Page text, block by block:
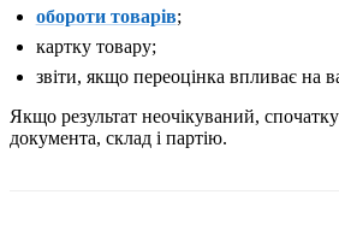
обороти товарів;
картку товару;
звіти, якщо переоцінка впливає на
Якщо результат неочікуваний,
документа, склад і партію.